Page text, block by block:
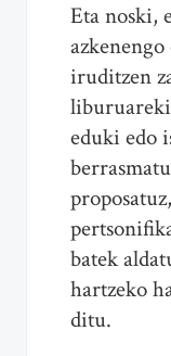
Eta noski,
iruditzen
eduki edo
batek
hartzeko
ditu.